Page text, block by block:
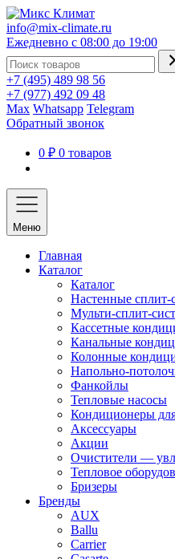
info@mix-climate.ru
Ежедневно с 08:00 до 19:00
+7 (495) 489 98 56
+7 (977) 492 09 48
Max Whatsapp Telegram
Обратный звонок
0 ₽ 0 товаров
Меню
Главная
Каталог
Каталог
Настенные сплит-
Мульти-сплит-
Кассетные
Канальные
Колонные
Напольно-
Фанкойлы
Тепловые насосы
Кондиционеры
Аксессуары
Акции
Очистители —
Тепловое
Бризеры
Бренды
AUX
Ballu
Carrier